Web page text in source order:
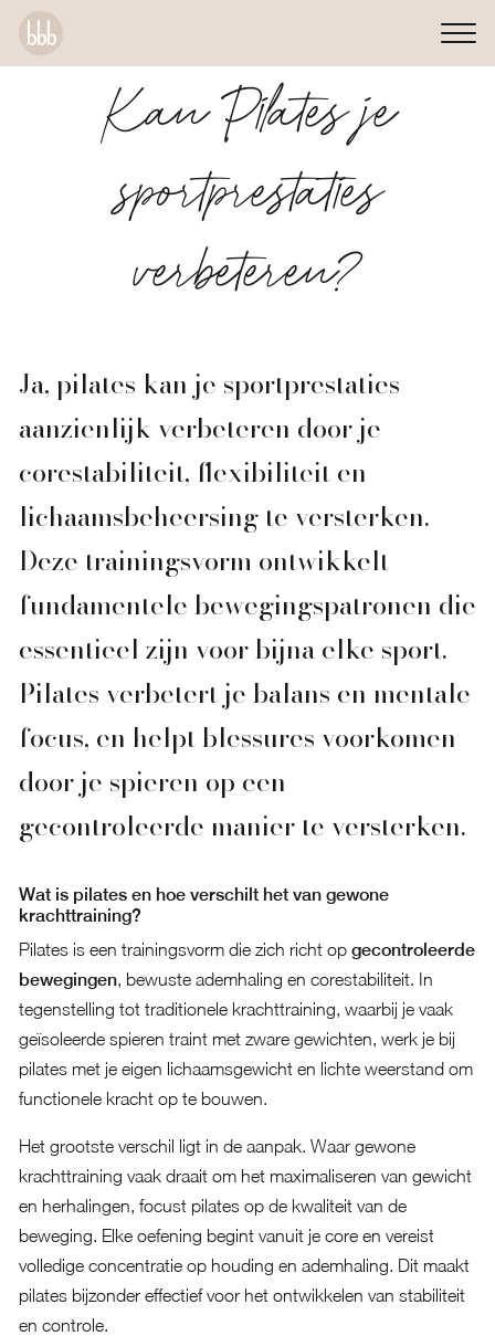
Kan Pilates je
sportprestaties
verbeteren?
Ja, pilates kan je sportprestaties
aanzienlijk verbeteren door je
corestabiliteit, flexibiliteit en
lichaamsbeheersing te versterken.
Deze trainingsvorm ontwikkelt
fundamentele bewegingspatronen die
essentieel zijn voor bijna elke sport.
Pilates verbetert je balans en mentale
focus, en helpt blessures voorkomen
door je spieren op een
gecontroleerde manier te versterken.
Wat is pilates en hoe verschilt het van gewone
krachttraining?
Pilates is een trainingsvorm die zich richt op gecontroleerde
bewegingen, bewuste ademhaling en corestabiliteit. In
tegenstelling tot traditionele krachttraining, waarbij je vaak
geïsoleerde spieren traint met zware gewichten, werk je bij
pilates met je eigen lichaamsgewicht en lichte weerstand om
functionele kracht op te bouwen.
Het grootste verschil ligt in de aanpak. Waar gewone
krachttraining vaak draait om het maximaliseren van gewicht
en herhalingen, focust pilates op de kwaliteit van de
beweging. Elke oefening begint vanuit je core en vereist
volledige concentratie op houding en ademhaling. Dit maakt
pilates bijzonder effectief voor het ontwikkelen van stabiliteit
en controle.